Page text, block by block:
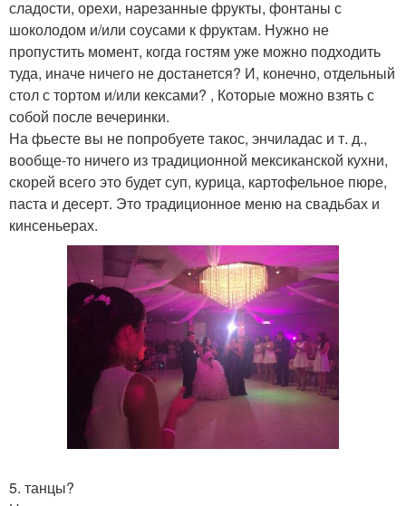
сладости, орехи, нарезанные фрукты, фонтаны с
шоколодом и/или соусами к фруктам. Нужно не
пропустить момент, когда гостям уже можно подходить
туда, иначе ничего не достанется? И, конечно, отдельный
стол с тортом и/или кексами? , Которые можно взять с
собой после вечеринки.
На фьесте вы не попробуете такос, энчиладас и т. д.,
вообще-то ничего из традиционной мексиканской кухни,
скорей всего это будет суп, курица, картофельное пюре,
паста и десерт. Это традиционное меню на свадьбах и
кинсеньерах.
5. танцы?